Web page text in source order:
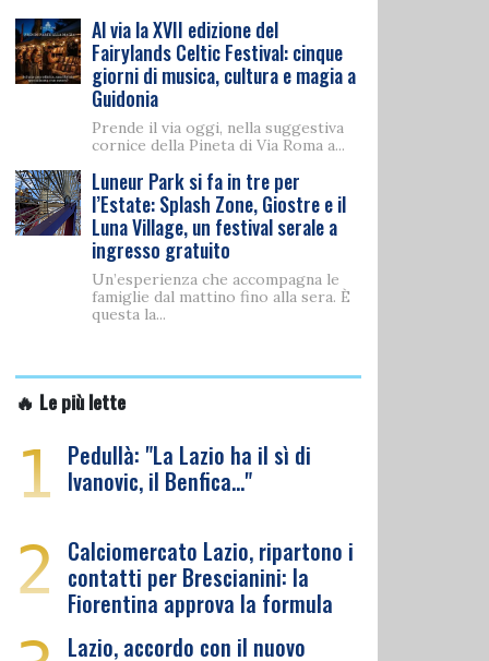
Al via la XVII edizione del
Fairylands Celtic Festival: cinque
giorni di musica, cultura e magia a
Guidonia
Prende il via oggi, nella suggestiva
cornice della Pineta di Via Roma a...
Luneur Park si fa in tre per
l’Estate: Splash Zone, Giostre e il
Luna Village, un festival serale a
ingresso gratuito
Un’esperienza che accompagna le
famiglie dal mattino fino alla sera. È
questa la...
🔥 Le più lette
1 Pedullà: "La Lazio ha il sì di
Ivanovic, il Benfica…"
2 Calciomercato Lazio, ripartono i
contatti per Brescianini: la
Fiorentina approva la formula
Lazio, accordo con il nuovo